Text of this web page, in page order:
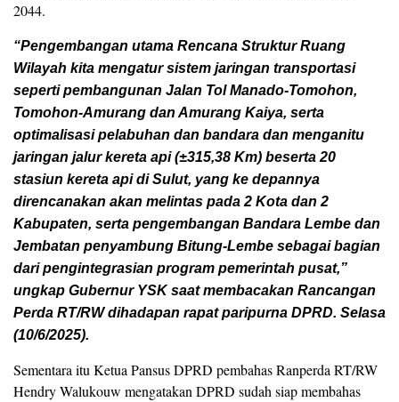
2044.
“Pengembangan utama Rencana Struktur Ruang
Wilayah kita mengatur sistem jaringan transportasi
seperti pembangunan Jalan Tol Manado-Tomohon,
Tomohon-Amurang dan Amurang Kaiya, serta
optimalisasi pelabuhan dan bandara dan menganitu
jaringan jalur kereta api (±315,38 Km) beserta 20
stasiun kereta api di Sulut, yang ke depannya
direncanakan akan melintas pada 2 Kota dan 2
Kabupaten, serta pengembangan Bandara Lembe dan
Jembatan penyambung Bitung-Lembe sebagai bagian
dari pengintegrasian program pemerintah pusat,”
ungkap Gubernur YSK saat membacakan Rancangan
Perda RT/RW dihadapan rapat paripurna DPRD. Selasa
(10/6/2025).
Sementara itu Ketua Pansus DPRD pembahas Ranperda RT/RW
Hendry Walukouw mengatakan DPRD sudah siap membahas